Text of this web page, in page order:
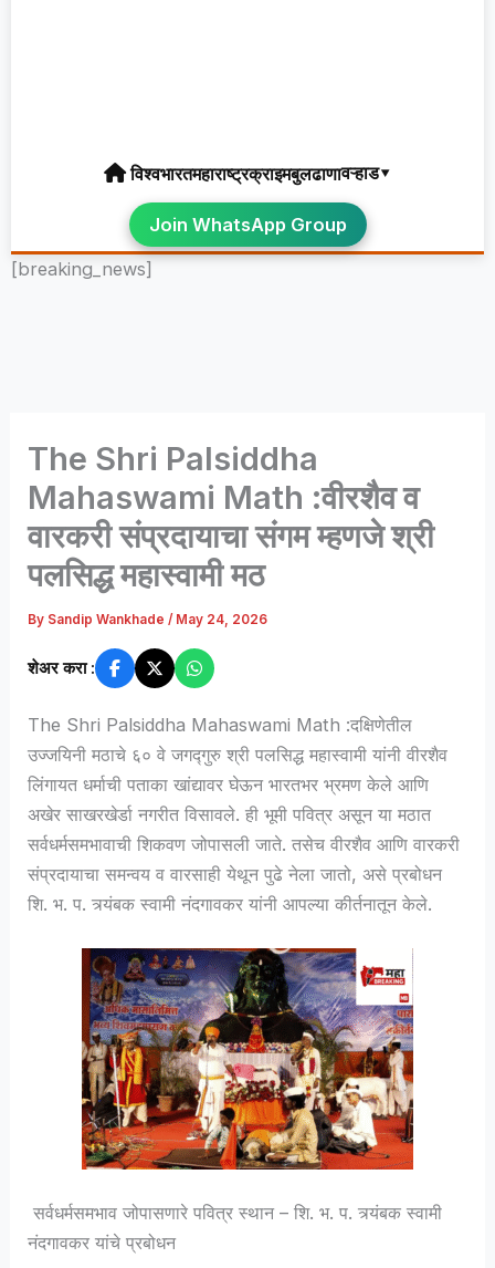
विश्वभारतमहाराष्ट्रक्राइमबुलढाणावऱ्हाड▾
Join WhatsApp Group
[breaking_news]
The Shri Palsiddha
Mahaswami Math :वीरशैव व
वारकरी संप्रदायाचा संगम म्हणजे श्री
पलसिद्ध महास्वामी मठ
By Sandip Wankhade/ May 24, 2026
शेअर करा :
The Shri Palsiddha Mahaswami Math :दक्षिणेतील
उज्जयिनी मठाचे ६० वे जगद्गुरु श्री पलसिद्ध महास्वामी यांनी वीरशैव
लिंगायत धर्माची पताका खांद्यावर घेऊन भारतभर भ्रमण केले आणि
अखेर साखरखेर्डा नगरीत विसावले. ही भूमी पवित्र असून या मठात
सर्वधर्मसमभावाची शिकवण जोपासली जाते. तसेच वीरशैव आणि वारकरी
संप्रदायाचा समन्वय व वारसाही येथून पुढे नेला जातो, असे प्रबोधन
शि. भ. प. त्र्यंबक स्वामी नंदगावकर यांनी आपल्या कीर्तनातून केले.
सर्वधर्मसमभाव जोपासणारे पवित्र स्थान – शि. भ. प. त्र्यंबक स्वामी
नंदगावकर यांचे प्रबोधन